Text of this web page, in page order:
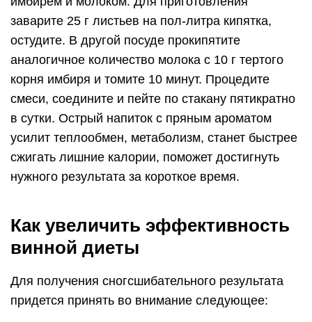
заварите 25 г листьев на пол-литра кипятка,
остудите. В другой посуде прокипятите
аналогичное количество молока с 10 г тертого
корня имбиря и томите 10 минут. Процедите
смеси, соедините и пейте по стакану пятикратно
в сутки. Острый напиток с пряным ароматом
усилит теплообмен, метаболизм, станет быстрее
сжигать лишние калории, поможет достигнуть
нужного результата за короткое время.
Как увеличить эффективность
винной диеты
Для получения сногсшибательного результата
придется принять во внимание следующее: